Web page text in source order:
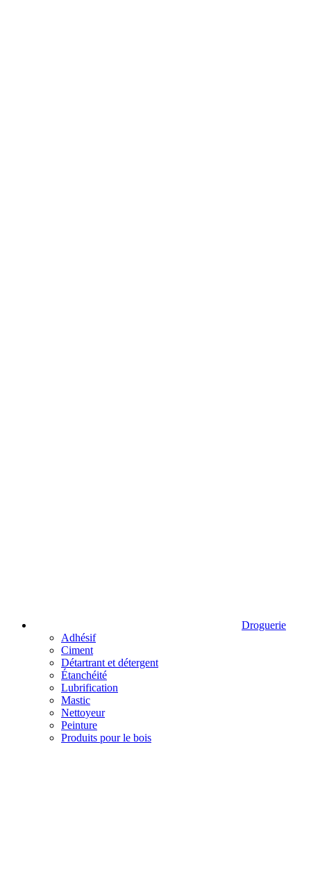
Droguerie
Adhésif
Ciment
Détartrant et détergent
Étanchéité
Lubrification
Mastic
Nettoyeur
Peinture
Produits pour le bois